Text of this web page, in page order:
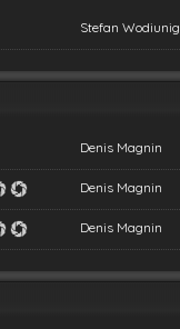
Stefan Wodiunig
Denis Magnin
Denis Magnin
Denis Magnin